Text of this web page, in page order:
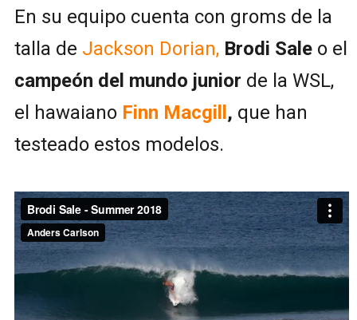
En su equipo cuenta con groms de la
talla de Jackson Dorian, Brodi Sale o el
campeón del mundo junior de la WSL,
el hawaiano Finn Macgill , que han
testeado estos modelos.
Brodi Sale – Summer 2018 fromAnders Carlson on
Vimeo.